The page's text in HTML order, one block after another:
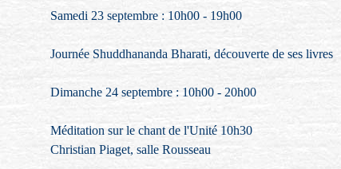
Samedi 23 septembre : 10h00 - 19h00
Journée Shuddhananda Bharati, découverte de ses livres
Dimanche 24 septembre : 10h00 - 20h00
Méditation sur le chant de l'Unité 10h30
Christian Piaget, salle Rousseau